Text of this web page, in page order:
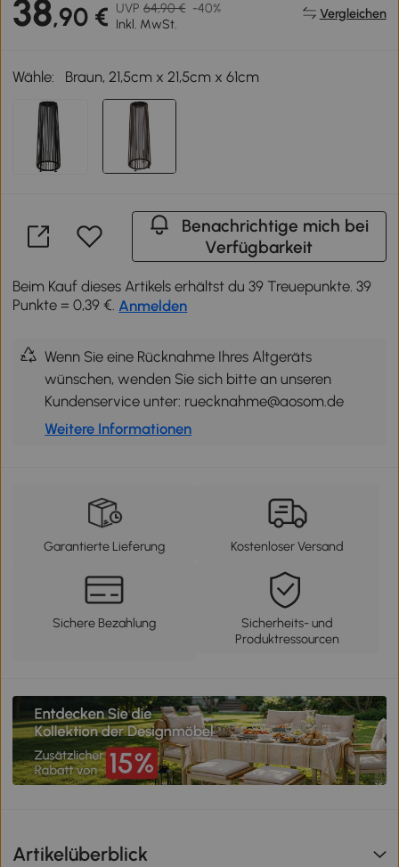
38,90 € UVP 64,90 € -40%
Inkl. MwSt.
Vergleichen
Wähle: Braun, 21,5cm x 21,5cm x 61cm
Benachrichtige mich bei
Verfügbarkeit
Beim Kauf dieses Artikels erhältst du 39 Treuepunkte. 39
Punkte = 0,39 €. Anmelden
Wenn Sie eine Rücknahme Ihres Altgeräts
wünschen, wenden Sie sich bitte an unseren
Kundenservice unter: ruecknahme@aosom.de
Weitere Informationen
Garantierte Lieferung Kostenloser Versand
Sichere Bezahlung
Sicherheits- und
Produktressourcen
Artikelüberblick